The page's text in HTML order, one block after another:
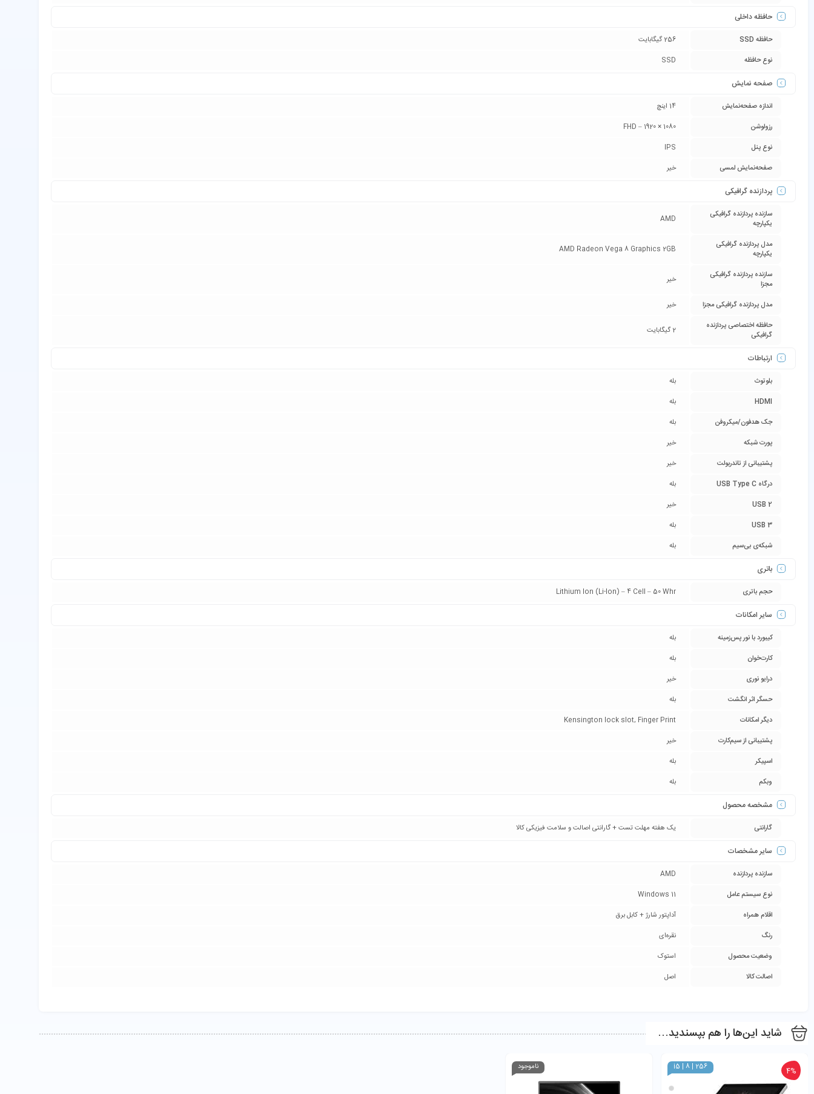
حافظه داخلی
حافظه SSD
256 گیگابایت
نوع حافظه
SSD
صفحه نمایش
اندازه صفحه‌نمایش
14 اینچ
رزولوشن
1080 × 1920 – FHD
نوع پنل
IPS
صفحه‌نمایش لمسی
خیر
پردازنده گرافیکی
سازنده پردازنده گرافیکی
یکپارچه
AMD
مدل پردازنده گرافیکی
یکپارچه
AMD Radeon Vega 8 Graphics 2GB
سازنده پردازنده گرافیکی
مجزا
خیر
مدل پردازنده گرافیکی مجزا
خیر
حافظه اختصاصی پردازنده
گرافیکی
2 گیگابایت
ارتباطات
بلوتوث
بله
HDMI
بله
جک هدفون/میکروفن
بله
پورت شبکه
خیر
پشتیبانی از تاندربولت
خیر
درگاه USB Type C
بله
USB 2
خیر
USB 3
بله
شبکه‌ی بی‌سیم
بله
باتری
حجم باتری Lithium Ion (Li-Ion) – 4 Cell – 50 Whr
سایر امکانات
کیبورد با نور پس‌زمینه
بله
کارت‌خوان
بله
درایو نوری
خیر
حسگر اثر انگشت
بله
دیگر امکانات
Kensington lock slot, Finger Print
پشتیبانی از سیم‌کارت
خیر
اسپیکر
بله
وبکم
بله
مشخصه محصول
گارانتی یک هفته مهلت تست + گارانتی اصالت و سلامت فیزیکی کالا
سایر مشخصات
سازنده پردازنده
AMD
نوع سیستم عامل
Windows 11
اقلام همراه
آداپتور شارژ + کابل برق
رنگ
نقره‌ای
وضعیت محصول
استوک
اصالت کالا
اصل
شاید این‌ها را هم بپسندید…
i5 | 8 | 256 4% ناموجود